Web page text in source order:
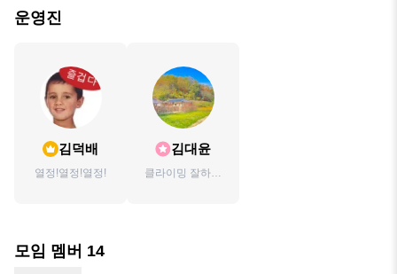
운영진
김덕배
열정!열정!열정!
김대윤
클라이밍 잘하고
모임 멤버 14